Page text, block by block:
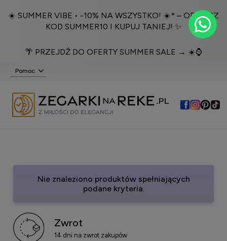
☀️ SUMMER VIBE • -10% NA WSZYSTKO! ☀️* – ODBIERZ
KOD SUMMER10 I KUPUJ TANIEJ! ✨
🌴 PRZEJDŹ DO OFERTY SUMMER SALE → ☀️⌚️
Pomoc
Nie znaleziono produktów spełniających
podane kryteria.
Zwrot
14 dni na zwrot zakupów